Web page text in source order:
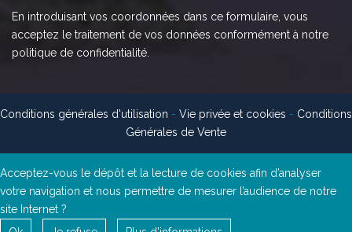
En introduisant vos coordonnées dans ce formulaire, vous
acceptez le traitement de vos données conformément à notre
politique de confidentialité.
Conditions générales d'utilisation - Vie privée et cookies - Conditions
Générales de Vente
Acceptez-vous le dépôt et la lecture de cookies afin d’analyser
votre navigation et nous permettre de mesurer l’audience de notre
site Internet ?